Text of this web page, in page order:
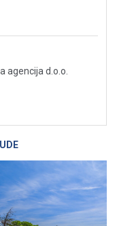
agencija d.o.o.